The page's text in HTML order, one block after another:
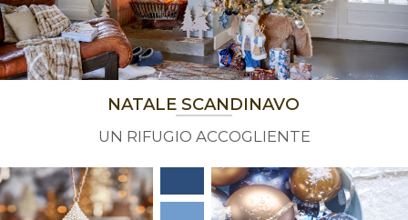
NATALE SCANDINAVO
UN RIFUGIO ACCOGLIENTE